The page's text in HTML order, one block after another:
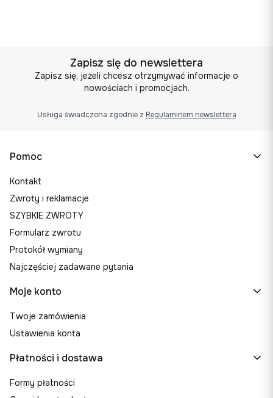
Zapisz się do newslettera
Zapisz się, jeżeli chcesz otrzymywać informacje o
nowościach i promocjach.
Usługa świadczona zgodnie z Regulaminem newslettera
Linki w stopce
Pomoc
Kontakt
Zwroty i reklamacje
SZYBKIE ZWROTY
Formularz zwrotu
Protokół wymiany
Najczęściej zadawane pytania
Moje konto
Twoje zamówienia
Ustawienia konta
Płatności i dostawa
Formy płatności